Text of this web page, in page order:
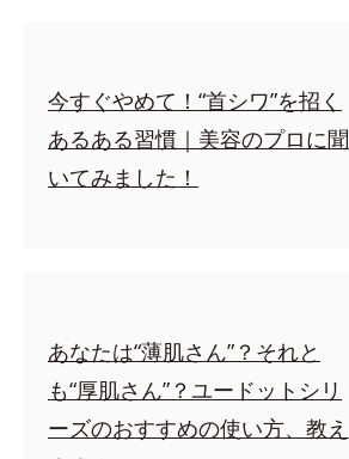
今すぐやめて！“首シワ”を招く
あるある習慣｜美容のプロに聞
いてみました！
あなたは“薄肌さん”？それと
も“厚肌さん”？ユードットシリ
ーズのおすすめの使い方、教え